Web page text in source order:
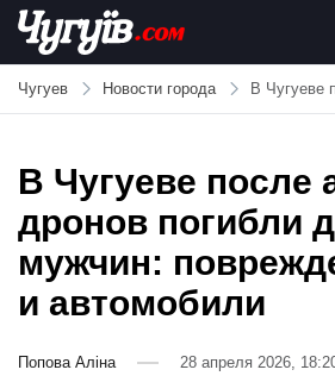
Skip
content
Chuguiv
Чугуев Новости города В Чугуеве после атаки
В Чугуеве после
дронов погибли
мужчин:
и автомобили
Попова Аліна 28 апреля 2026,